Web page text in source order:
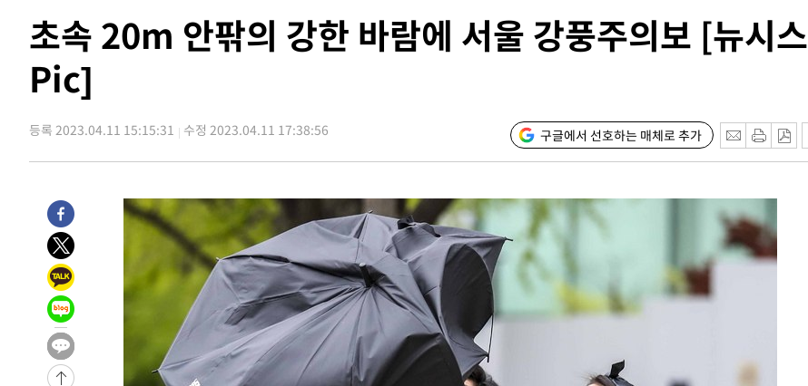
3시간 전 >[속보]코스피, 6200선 약보합…0.60% 내린 6258.77에 마쳐
3시간 전 >[속보]원·달러 환율, 7.7원 내린 1416.1원 마감
3시간 전 >
4시간 전 >외신들도 주목한 韓축구 파문…"국민적 공분에 수사 재개"
4시간 전 >11시간 압수수색에 성접대 파문까지…'쑥대밭' 된 축구협회
후임
-13147초 전 >
이강인, 폭염 속 AT마드리드 첫 훈련…80명 식사 대접까지(종합)
-10286초 전 >
미 사업체 일자리, 7월에 2.3만개 순감하고 그 전 2개월 10.3만개
하향수정 (2보)
-9734초 전 >
[속보] 미 사업체, 일자리 7월에 2.3만 개 줄어…실업률은 4.1%로
-5597초 전 >
[속보]이 대통령 "부동산 공급 기존 사고방식 매달리지 말고 과감히
실천"
-4682초 전 >
이란, "오만과 '중앙 단일 루트' 합의…북쪽 인바운드·남쪽 아웃바운
드는 임시"
1시간 전 >
"낮 기온 소폭 하락"…수도권 폭염중대경보, 폭염경보로 하향
1시간 전 >
[속보]이 대통령, '호우피해' 안동·의성 관할 4개 면 특별재난지역 선포
초속 20m 안팎의 강한 바람에 서울 강풍주의보 [뉴시스
Pic]
등록 2023.04.11 15:15:31 수정 2023.04.11 17:38:56 구글에서 선호하는 매체로 추가